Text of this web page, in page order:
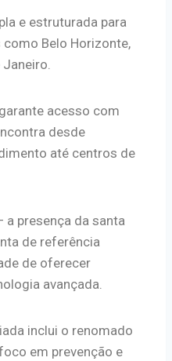
e estruturada para
Belo Horizonte,
Janeiro.
acesso com
desde
até centros de
a presença da santa
de referência
de oferecer
avançada.
inclui o renomado
em prevenção e